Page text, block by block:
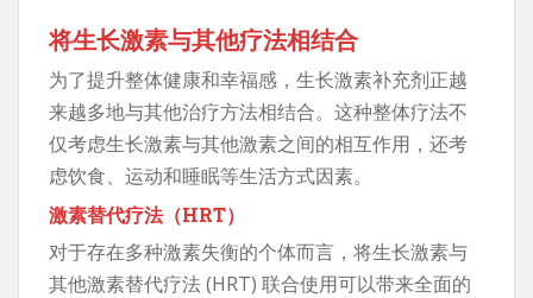
将生长激素与其他疗法相结合
为了提升整体健康和幸福感，生长激素补充剂正越
来越多地与其他治疗方法相结合。这种整体疗法不
仅考虑生长激素与其他激素之间的相互作用，还考
虑饮食、运动和睡眠等生活方式因素。
激素替代疗法（HRT）
对于存在多种激素失衡的个体而言，将生长激素与
其他激素替代疗法 (HRT) 联合使用可以带来全面的